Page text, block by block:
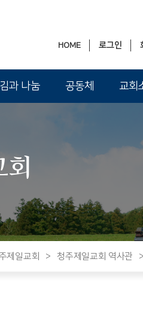
로그인
HOME
과 나눔 공동체 교회
제일교회 > 청주제일교회 역사관 >